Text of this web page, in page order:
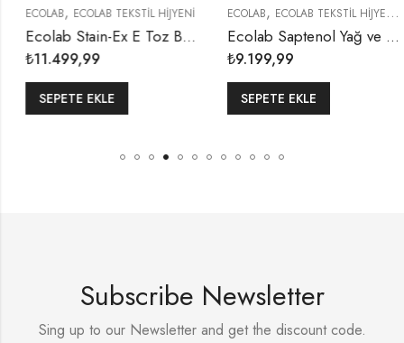
ECOLAB,ECOLAB TEKSTİL HİJYENİ
Ecolab Stain-Ex E Toz Boya Çözücü 5 Kg
11.499,99
SEPETE EKLE
ECOLAB,ECOLAB TEKSTİL HİJYENİ ,
Ecolab Saptenol Yağ ve Kir Çözücü 4,85 Kg (1 KOLİ 2 ADET)
9.199,99
SEPETE EKLE
Subscribe Newsletter
Sing up to our Newsletter and get the discount code.